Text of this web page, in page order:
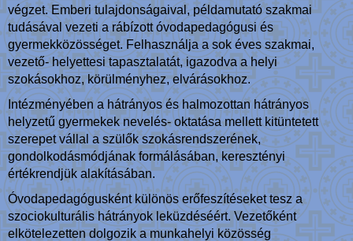
végzet. Emberi tulajdonságaival, példamutató szakmai
tudásával vezeti a rábízott óvodapedagógusi és
gyermekközösséget. Felhasználja a sok éves szakmai,
vezető- helyettesi tapasztalatát, igazodva a helyi
szokásokhoz, körülményhez, elvárásokhoz.
Intézményében a hátrányos és halmozottan hátrányos
helyzetű gyermekek nevelés- oktatása mellett kitüntetett
szerepet vállal a szülők szokásrendszerének,
gondolkodásmódjának formálásában, keresztényi
értékrendjük alakításában.
Óvodapedagógusként különös erőfeszítéseket tesz a
szociokulturális hátrányok leküzdéséért. Vezetőként
elkötelezetten dolgozik a munkahelyi közösség